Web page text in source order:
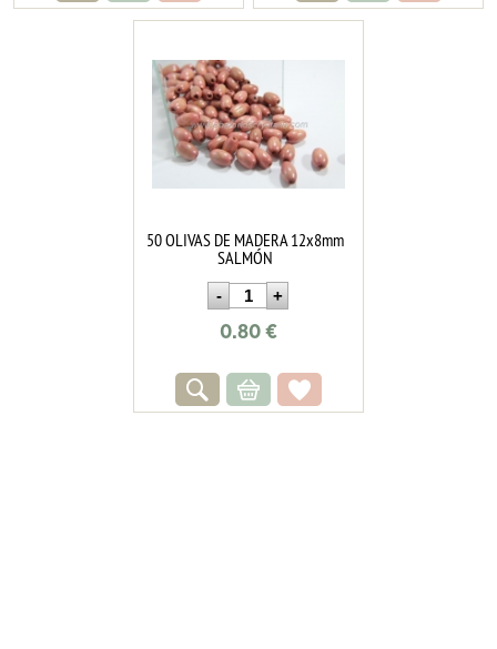
50 OLIVAS DE MADERA 12x8mm
SALMÓN
0.80€